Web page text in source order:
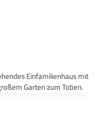
Einfamilienhaus mit
Garten zum Toben.